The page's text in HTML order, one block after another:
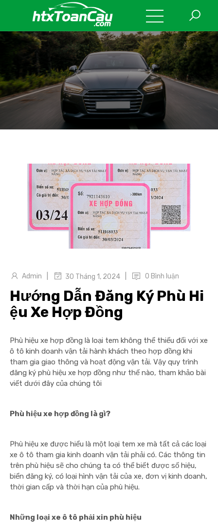
Admin 30 Tháng 1, 2024 0 Bình luận
Hướng Dẫn Đăng Ký Phù Hi
ệu Xe Hợp Đồng
Phù hiệu xe hợp đồng là loại tem không thể thiếu đối với xe
ô tô kinh doanh vận tải hành khách theo hợp đồng khi
tham gia giao thông và hoạt động vận tải. Vậy quy trình
đăng ký phù hiệu xe hợp đồng như thế nào, tham khảo bài
viết dưới đây của chúng tôi
Phù hiệu xe hợp đồng là gì?
Phù hiệu xe được hiểu là một loại tem xe mà tất cả các loại
xe ô tô tham gia kinh doanh vận tải phải có. Các thông tin
trên phù hiệu sẽ cho chúng ta có thể biết được số hiệu,
biển đăng ký, có loại hình vận tải của xe, đơn vị kinh doanh,
thời gian cấp và thời hạn của phù hiệu.
Những loại xe ô tô phải xin phù hiệu